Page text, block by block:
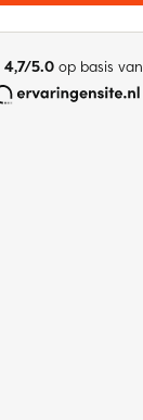
4,7/5.0op basis van